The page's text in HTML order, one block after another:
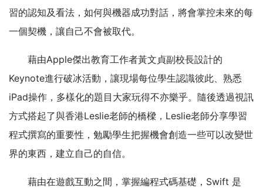
習的認知及看法，如何與機器成功對話，將會掌控未來的每
一個契機，讓自己不會被取代。
藉由Apple傑出教育工作者黃文貞副校長設計的
Keynote進行破冰活動，讓現場每位學生認識彼此、熟悉
iPad操作，多樣化的題目大家玩得不亦樂乎。隨後透過視訊
方式搭起了與香港Leslie老師的橋樑，Leslie老師分享學習
程式撰寫的重要性，勉勵學生把握機會創造一些可以改變世
界的東西，建立自己的自信。
藉由在遊戲互動之間，掌握編程式碼基礎，Swift 是